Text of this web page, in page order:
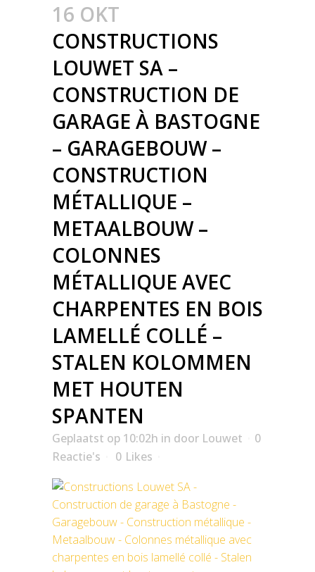
16 OKT
CONSTRUCTIONS
LOUWET SA –
CONSTRUCTION DE
GARAGE À BASTOGNE
– GARAGEBOUW –
CONSTRUCTION
MÉTALLIQUE –
METAALBOUW –
COLONNES
MÉTALLIQUE AVEC
CHARPENTES EN BOIS
LAMELLÉ COLLÉ –
STALEN KOLOMMEN
MET HOUTEN
SPANTEN
Geplaatst op 10:02h in door Louwet
0
Reactie's
0 Likes